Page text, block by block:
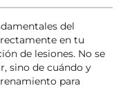
del
en tu
de lesiones. No se
sino de cuándo y
para